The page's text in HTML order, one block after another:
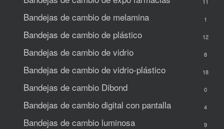
Bandejas de cambio de melamina 1
Bandejas de cambio de plástico 12
Bandejas de cambio de vidrio 8
Bandejas de cambio de vidrio-plástico 18
Bandejas de cambio Dibond 0
Bandejas de cambio digital con pantalla 4
Bandejas de cambio luminosa 9